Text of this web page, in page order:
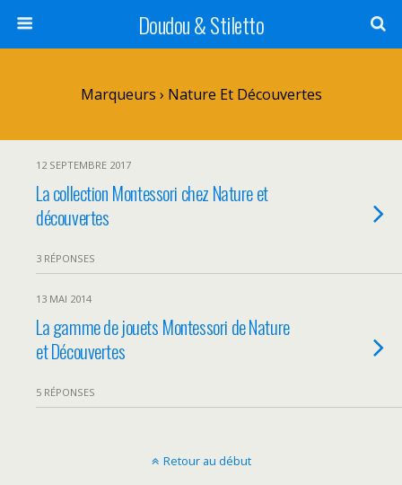
Doudou & Stiletto
Marqueurs › Nature Et Découvertes
12 SEPTEMBRE 2017
La collection Montessori chez Nature et
découvertes
3 RÉPONSES
13 MAI 2014
La gamme de jouets Montessori de Nature
et Découvertes
5 RÉPONSES
Retour au début